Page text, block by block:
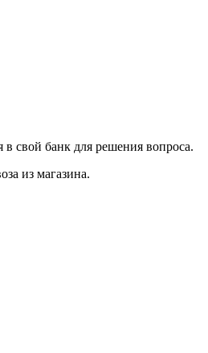
в свой банк для решения вопроса.
из магазина.